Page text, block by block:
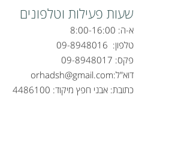
שעות פעילות וטלפונים
א-ה: 8:00-16:00
טלפון:
פקס: 09-8948017
דוא"ל:orhadsh@gmail.com
כתובת: אבני חפץ מיקוד: 4486100